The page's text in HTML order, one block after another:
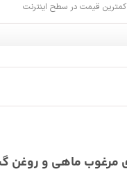
کمترین قیمت در سطح اینترنت